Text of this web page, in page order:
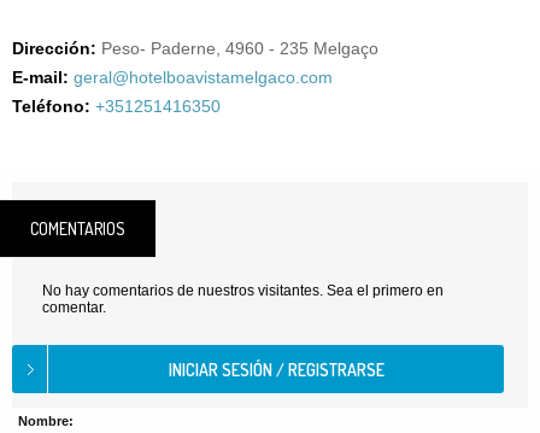
Dirección: Peso- Paderne, 4960 - 235 Melgaço
E-mail: geral@hotelboavistamelgaco.com
Teléfono: +351251416350
COMENTARIOS
No hay comentarios de nuestros visitantes. Sea el primero en
comentar.
Nombre: